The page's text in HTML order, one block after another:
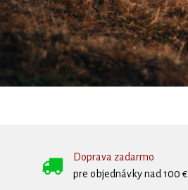
Doprava zadarmo
pre objednávky nad 100 €